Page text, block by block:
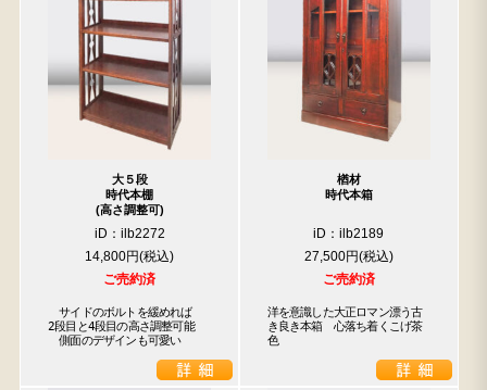
大５段
時代本棚
(高さ調整可)
iD：ilb2272
14,800円
ご売約済
サイドのボルトを緩めれば
2段目と4段目の高さ調整可能
側面のデザインも可愛い
楢材
時代本箱
iD：ilb2189
27,500円
ご売約済
洋を意識した大正ロマン漂う古
き良き本箱　心落ち着くこげ茶
色